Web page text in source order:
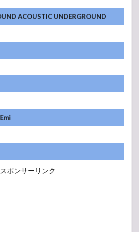
ACOUSTIC UNDERGROUND
スポンサーリンク